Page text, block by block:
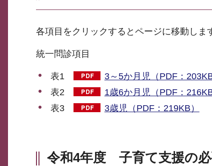
各項目をクリックするとページに移動しま
統一問診項目
表1
3～5か月児（PDF：203KB
表2
1歳6か月児（PDF：216KB
表3
3歳児（PDF：219KB）
令和4年度 子育て支援の